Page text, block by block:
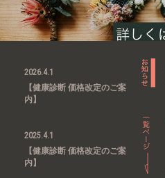
2026.4.1
【健康診断 価格改定のご案
内】
2025.4.1
【健康診断 価格改定のご案
内】